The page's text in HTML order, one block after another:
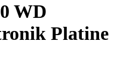
WD
Platine